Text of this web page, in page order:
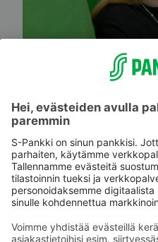
Markkinahuolet
#Markkinakommentit
#S-Pankki Näkemys
#Asiantuntija vastaa